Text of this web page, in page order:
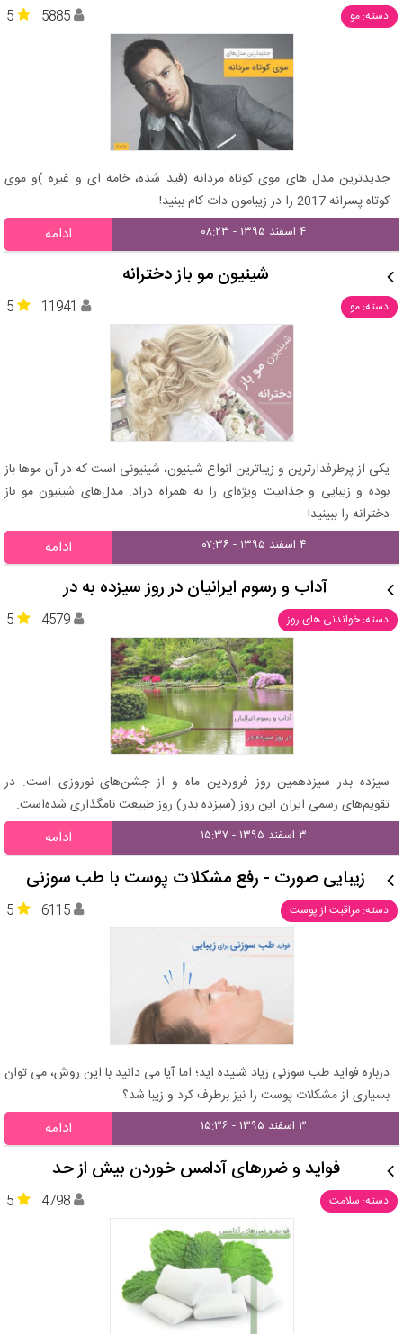
دسته: مو 5 5885
جدیدترین مدل های موی کوتاه مردانه (فید شده، خامه ای و غیره )و موی
کوتاه پسرانه 2017 را در زیبامون دات کام ببنید!
۴ اسفند ۱۳۹۵ - ۰۸:۲۳ ادامه
شینیون مو باز دخترانه
دسته: مو 5 11941
یکی از پرطرفدارترین و زیباترین انواع شینیون، شینیونی است که در آن موها باز
بوده و زیبایی و جذابیت ویژه‌ای را به همراه دراد. مدل‌های شینیون مو باز
دخترانه را ببینید!
۴ اسفند ۱۳۹۵ - ۰۷:۳۶ ادامه
آداب و رسوم ایرانیان در روز سیزده به در
دسته: خواندنی های روز 5 4579
سیزده بدر سیزدهمین روز فروردین ماه و از جشن‌های نوروزی است. در
تقویم‌های رسمی ایران این روز (سیزده بدر) روز طبیعت نامگذاری شده‌است.
۳ اسفند ۱۳۹۵ - ۱۵:۳۷ ادامه
زیبایی صورت - رفع مشکلات پوست با طب سوزنی
دسته: مراقبت از پوست 5 6115
درباره فواید طب سوزنی زیاد شنیده اید؛ اما آیا می دانید با این روش، می توان
بسیاری از مشکلات پوست را نیز برطرف کرد و زیبا شد؟
۳ اسفند ۱۳۹۵ - ۱۵:۳۶ ادامه
فواید و ضررهای آدامس خوردن بیش از حد
دسته: سلامت 5 4798